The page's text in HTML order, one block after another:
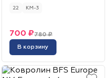
22 КМ-3
780 ₽
700 ₽
В корзину